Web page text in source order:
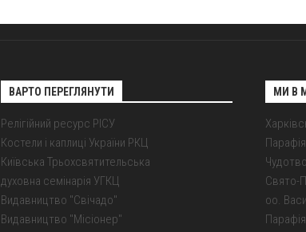
ВАРТО ПЕРЕГЛЯНУТИ
Релігійний ресурс РІСУ
Костели і каплиці України РКЦ
Київська Трьохсвятительська
духовна семінарія УГКЦ
Видавництво "Свічадо"
Видавництво "Місіонер"
МИ В
Свято-
оо.